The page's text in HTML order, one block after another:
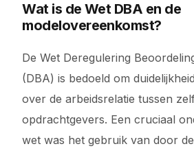
Wat is de Wet DBA en de
modelovereenkomst?
De Wet Deregulering
(DBA) is bedoeld om
over de arbeidsrelatie tussen
opdrachtgevers. Een cruciaal
wet was het gebruik van door